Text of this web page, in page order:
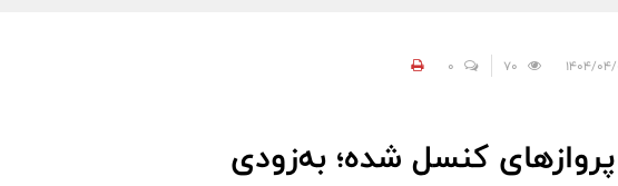
0
کنسل شده؛ به‌زودی